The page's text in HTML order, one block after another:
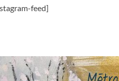
feed]